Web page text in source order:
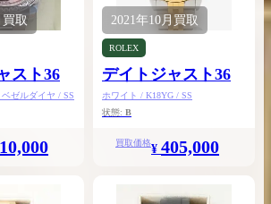
買取
スト36
ゼルダイヤ / SS
2021年10月 買取
ROLEX
デイトジャスト36
ホワイト / K18YG / SS
状態: B
買取価格¥ 405,000